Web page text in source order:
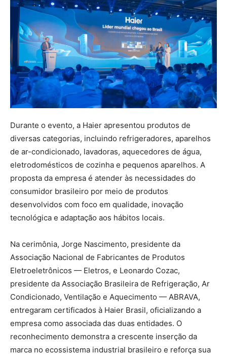
Durante o evento, a Haier apresentou produtos de
diversas categorias, incluindo refrigeradores, aparelhos
de ar-condicionado, lavadoras, aquecedores de água,
eletrodomésticos de cozinha e pequenos aparelhos. A
proposta da empresa é atender às necessidades do
consumidor brasileiro por meio de produtos
desenvolvidos com foco em qualidade, inovação
tecnológica e adaptação aos hábitos locais.
Na cerimônia, Jorge Nascimento, presidente da
Associação Nacional de Fabricantes de Produtos
Eletroeletrônicos — Eletros, e Leonardo Cozac,
presidente da Associação Brasileira de Refrigeração, Ar
Condicionado, Ventilação e Aquecimento — ABRAVA,
entregaram certificados à Haier Brasil, oficializando a
empresa como associada das duas entidades. O
reconhecimento demonstra a crescente inserção da
marca no ecossistema industrial brasileiro e reforça sua